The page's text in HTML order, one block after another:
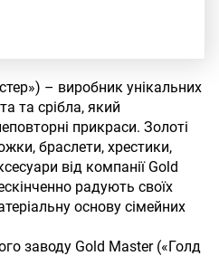
– виробник унікальних
та срібла, який
прикраси. Золоті
браслети, хрестики,
від компанії Gold
радують своїх
основу сімейних
заводу Gold Master («Голд